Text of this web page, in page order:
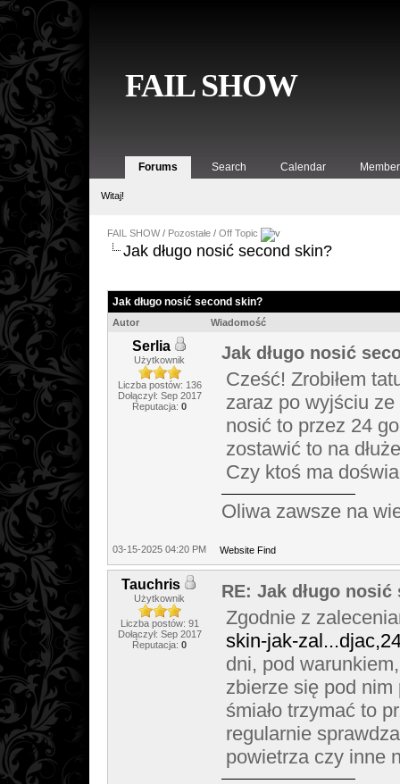
FAIL SHOW
Forums Search Calendar
Witaj!
FAIL SHOW/ Pozostałe / Off Topic
Jak długo nosić second skin?
Jak długo nosić second skin?
Autor Wiadomość
Serlia
Użytkownik
Liczba postów: 136
Dołączył: Sep 2017
Reputacja: 0
Jak długo nosić
Cześć! Zrobiłem
zaraz po wyjściu ze
nosić to przez 24
zostawić to na
Czy ktoś ma
Oliwa zawsze na
03-15-2025 04:20 PM Website Find
Tauchris
Użytkownik
Liczba postów: 91
Dołączył: Sep 2017
Reputacja: 0
RE: Jak długo
Zgodnie z
skin-jak-
dni, pod
zbierze się pod nim
śmiało trzymać to
regularnie
powietrza czy inne